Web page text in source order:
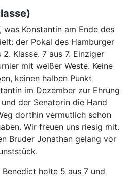
Konstantin am Ende des
der Pokal des Hamburger
Klasse. 7 aus 7. Einziger
mit weißer Weste. Keine
keinen halben Punkt
im Dezember zur Ehrung
der Senatorin die Hand
dorthin vermutlich schon
Wir freuen uns riesig mit.
Bruder Jonathan gelang vor
holte 5 aus 7 und